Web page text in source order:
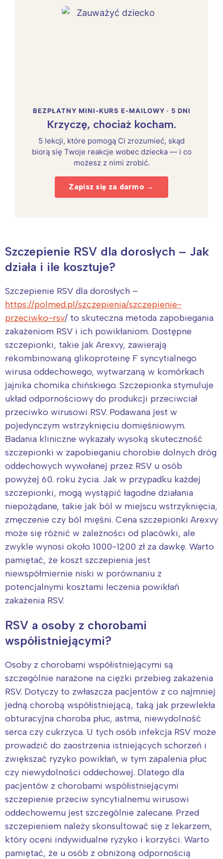
BEZPŁATNY MINI-KURS E-MAILOWY · 5 DNI
Krzyczę, chociaż kocham.
5 lekcji, które pomogą Ci zrozumieć, skąd
biorą się Twoje reakcje wobec dziecka — i co
możesz z nimi zrobić.
Zapisz się za darmo →
Szczepienie RSV dla dorosłych – Jak
działa i ile kosztuje?
Szczepienie RSV dla dorosłych –
https://polmed.pl/szczepienia/szczepienie-
przeciwko-rsv/ to skuteczna metoda zapobiegania
zakażeniom RSV i ich powikłaniom. Dostępne
szczepionki, takie jak Arexvy, zawierają
rekombinowaną glikoproteinę F syncytialnego
wirusa oddechowego, wytwarzaną w komórkach
jajnika chomika chińskiego. Szczepionka stymuluje
układ odpornościowy do produkcji przeciwciał
przeciwko wirusowi RSV. Podawana jest w
pojedynczym wstrzyknięciu domięśniowym.
Badania kliniczne wykazały wysoką skuteczność
szczepionki w zapobieganiu chorobie dolnych dróg
oddechowych wywołanej przez RSV u osób
powyżej 60. roku życia. Jak w przypadku każdej
szczepionki, mogą wystąpić łagodne działania
niepożądane, takie jak ból w miejscu wstrzyknięcia,
zmęczenie czy ból mięśni. Cena szczepionki Arexvy
może się różnić w zależności od placówki, ale
zwykle wynosi około 1000-1200 zł za dawkę. Warto
pamiętać, że koszt szczepienia jest
niewspółmiernie niski w porównaniu z
potencjalnymi kosztami leczenia powikłań
zakażenia RSV.
RSV a osoby z chorobami
współistniejącymi?
Osoby z chorobami współistniejącymi są
szczególnie narażone na ciężki przebieg zakażenia
RSV. Dotyczy to zwłaszcza pacjentów z co najmniej
jedną chorobą współistniejącą, taką jak przewlekła
obturacyjna choroba płuc, astma, niewydolność
serca czy cukrzyca. U tych osób infekcja RSV może
prowadzić do zaostrzenia istniejących schorzeń i
zwiększać ryzyko powikłań, w tym zapalenia płuc
czy niewydolności oddechowej. Dlatego dla
pacjentów z chorobami współistniejącymi
szczepienie przeciw syncytialnemu wirusowi
oddechowemu jest szczególnie zalecane. Przed
szczepieniem należy skonsultować się z lekarzem,
który oceni indywidualne ryzyko i korzyści. Warto
pamiętać, że u osób z obniżoną odpornością
Interesują mnie wydarzenia z
tego regionu:
Warszawa
Łódź
Trójmiasto
Poznań
Wrocław
Śląsk
Kraków
Południe
Wszystkie
Wybieram